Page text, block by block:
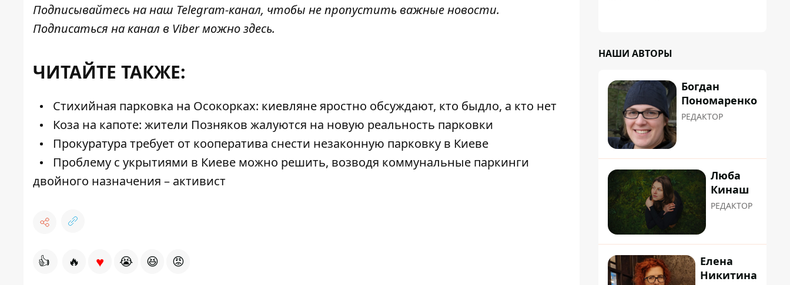
Подписывайтесь на наш Telegram-канал, чтобы не пропустить важные новости.
Подписаться на канал в Viber можноздесь.
ЧИТАЙТЕ ТАКЖЕ:
Стихийная парковка на Осокорках: киевляне яростно обсуждают, кто быдло, а кто нет
Коза на капоте: жители Позняков жалуются на новую реальность парковки
Прокуратура требует от кооператива снести незаконную парковку в Киеве
Проблему с укрытиями в Киеве можно решить, возводя коммунальные паркинги
двойного назначения – активист
👍 🔥 ♥ 😭 😆 😡
НАШИ АВТОРЫ
Богдан
Пономаренко
РЕДАКТОР
Люба
Кинаш
РЕДАКТОР
Елена
Никитина